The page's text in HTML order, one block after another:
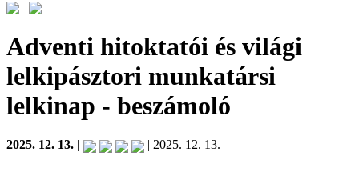
Adventi hitoktatói és világi
lelkipásztori munkatársi
lelkinap - beszámoló
2025. 12. 13. | | 2025. 12. 13.